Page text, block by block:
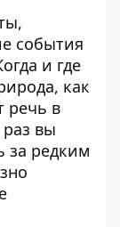
события
и где
как
речь в
вы
за редким